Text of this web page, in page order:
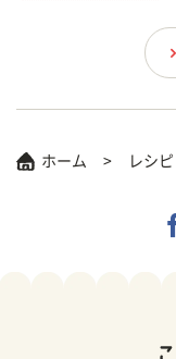
ホーム レシピ